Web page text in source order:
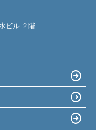
ビル ２階